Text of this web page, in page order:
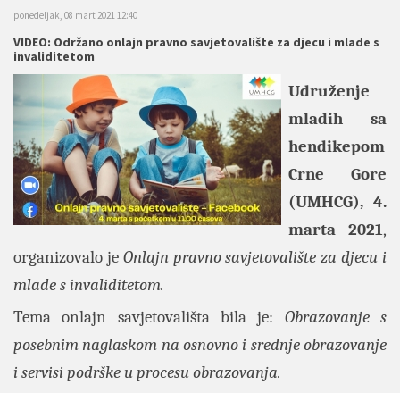
ponedeljak, 08 mart 2021 12:40
VIDEO: Održano onlajn pravno savjetovalište za djecu i mlade s
invaliditetom
Udruženje
mladih sa
hendikepom
Crne Gore
(UMHCG), 4.
marta 2021,
organizovalo je Onlajn pravno savjetovalište za djecu i
mlade s invaliditetom.
Tema onlajn savjetovališta bila je: Obrazovanje s
posebnim naglaskom na osnovno i srednje obrazovanje
i servisi podrške u procesu obrazovanja.